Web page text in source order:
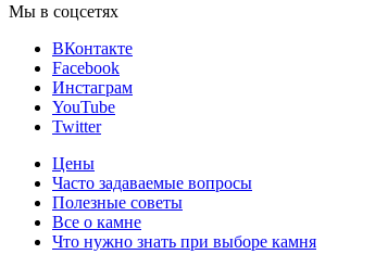
Мы в соцсетях
ВКонтакте
Facebook
Инстаграм
YouTube
Twitter
Цены
Часто задаваемые вопросы
Полезные советы
Все о камне
Что нужно знать при выборе камня